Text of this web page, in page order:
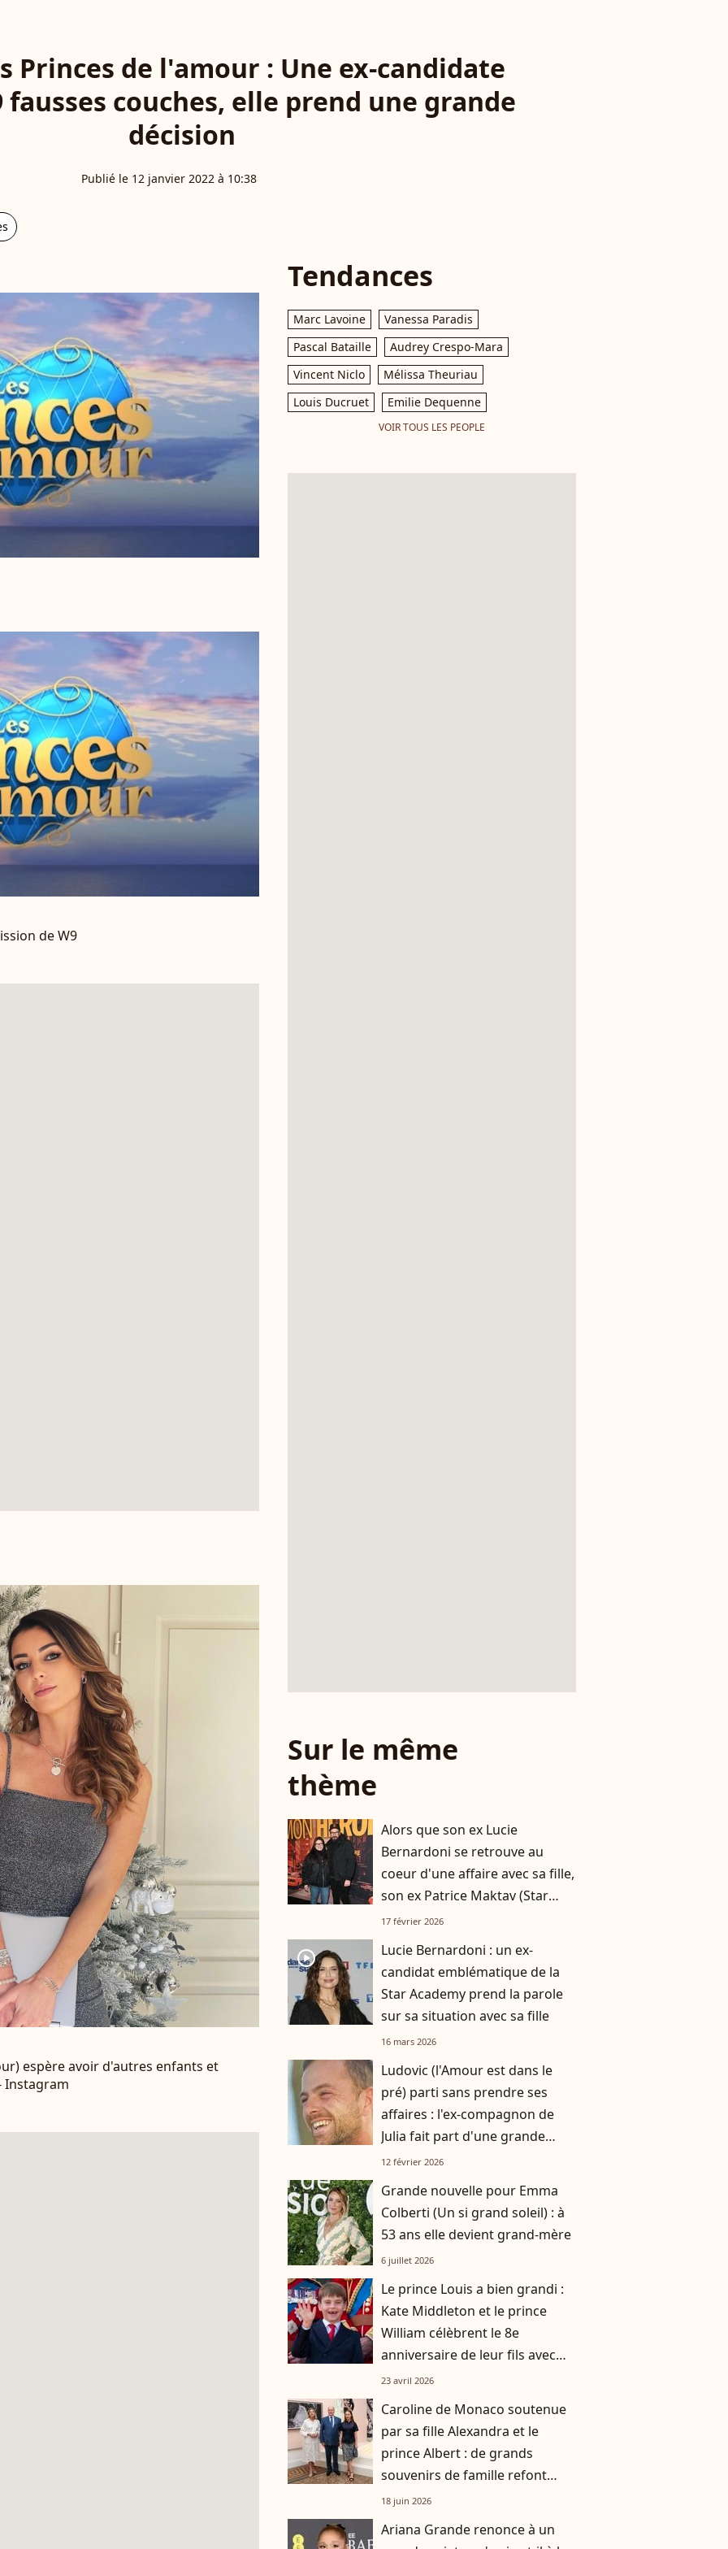
Princes de l'amour : Une ex-candidate
couches, elle prend une grande
décision
Publié le 12 janvier 2022 à 10:38
de W9
espère avoir d'autres enfants et
Instagram
Tendances
Marc Lavoine
Vanessa Paradis
Pascal Bataille
Audrey Crespo-Mara
Vincent Niclo
Mélissa Theuriau
Louis Ducruet
Emilie Dequenne
VOIR TOUS LES PEOPLE
Sur le même
thème
Alors que son ex Lucie
Bernardoni se retrouve au
coeur d'une affaire avec sa fille,
son ex Patrice Maktav (Star
Academy) a retrouvé l'amour
17 février 2026
player2
Lucie Bernardoni : un ex-
candidat emblématique de la
Star Academy prend la parole
sur sa situation avec sa fille
16 mars 2026
Ludovic (l'Amour est dans le
pré) parti sans prendre ses
affaires : l'ex-compagnon de
Julia fait part d'une grande
nouvelle
12 février 2026
Grande nouvelle pour Emma
Colberti (Un si grand soleil) : à
53 ans elle devient grand-mère
6 juillet 2026
Le prince Louis a bien grandi :
Kate Middleton et le prince
William célèbrent le 8e
anniversaire de leur fils avec
des images inédites
23 avril 2026
Caroline de Monaco soutenue
par sa fille Alexandra et le
prince Albert : de grands
souvenirs de famille refont
surface
18 juin 2026
Ariana Grande renonce à un